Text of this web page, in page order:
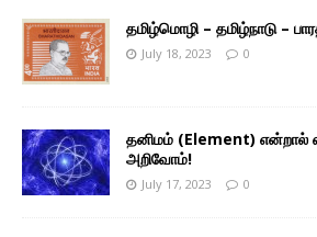
தமிழ்மொழி – தமிழ்நாடு –
July 18, 2023 0
தனிமம் (Element) என்றால்
அறிவோம்!
July 17, 2023 0